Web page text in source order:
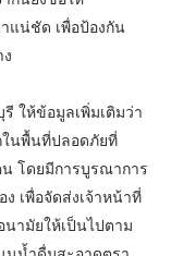
แน่ชัด เพื่อป้องกัน
ให้ข้อมูลเพิ่มเติมว่า
นพื้นที่ปลอดภัยที่
โดยมีการบูรณาการ
เพื่อจัดส่งเจ้าหน้าที่
ามัยให้เป็นไปตาม